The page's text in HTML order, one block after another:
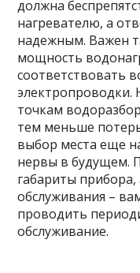
должна
нагревателю, а
надежным. Важен
мощность
соответствовать
электропроводки.
точкам
тем меньше
выбор места еще
нервы в будущем.
габариты прибора,
обслуживания –
проводить
обслуживание.